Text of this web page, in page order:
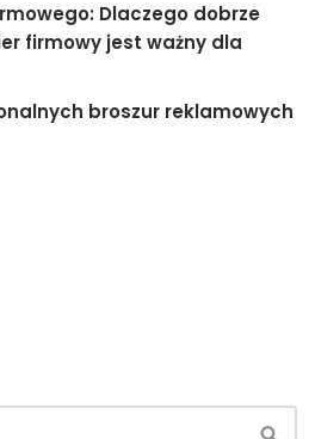
Dlaczego dobrze
firmowy jest ważny dla
broszur reklamowych